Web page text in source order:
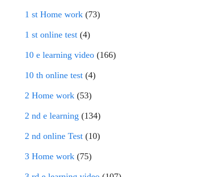
1 st Home work (73)
1 st online test (4)
10 e learning video (166)
10 th online test (4)
2 Home work (53)
2 nd e learning (134)
2 nd online Test (10)
3 Home work (75)